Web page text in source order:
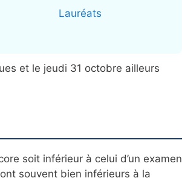
Lauréats
et le jeudi 31 octobre ailleurs
soit inférieur à celui d’un examen
souvent bien inférieurs à la